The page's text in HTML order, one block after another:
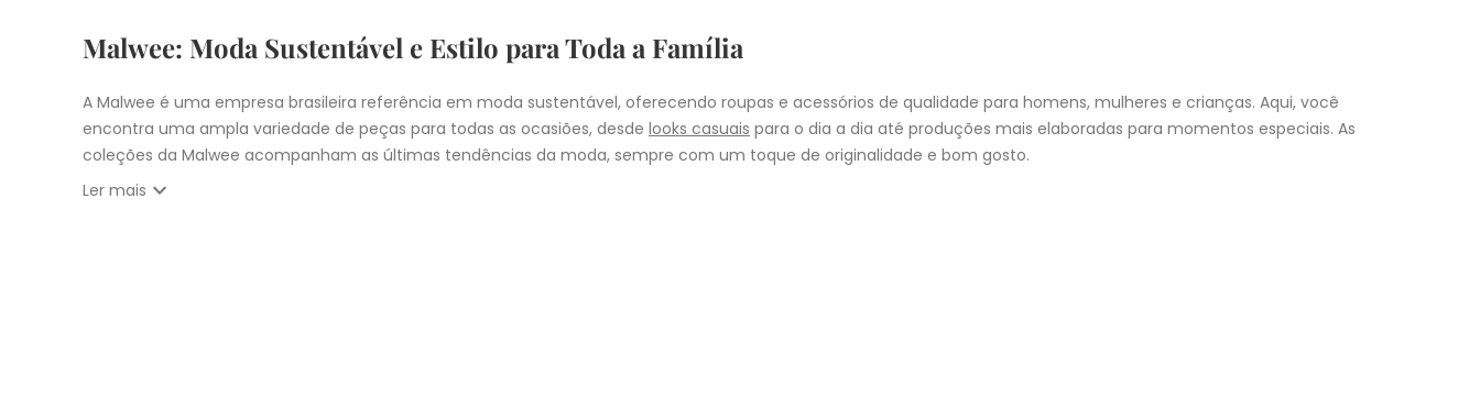
Malwee: Moda Sustentável e Estilo para Toda a Família
A Malwee é uma empresa brasileira referência em moda sustentável, oferecendo roupas e acessórios de qualidade para homens, mulheres e crianças. Aqui, você
encontra uma ampla variedade de peças para todas as ocasiões, desde looks casuais para o dia a dia até produções mais elaboradas para momentos especiais. As
coleções da Malwee acompanham as últimas tendências da moda, sempre com um toque de originalidade e bom gosto.
Ler mais expand_more